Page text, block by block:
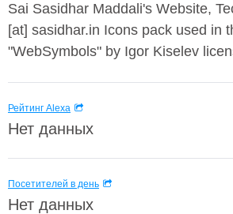
Sai Sasidhar Maddali's Website,
[at] sasidhar.in Icons pack used in
"WebSymbols" by Igor Kiselev
Рейтинг Alexa
Нет данных
Посетителей в день
Нет данных